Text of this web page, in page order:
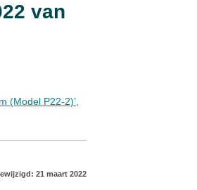
van
(Model P22-2)’,
21 maart 2022